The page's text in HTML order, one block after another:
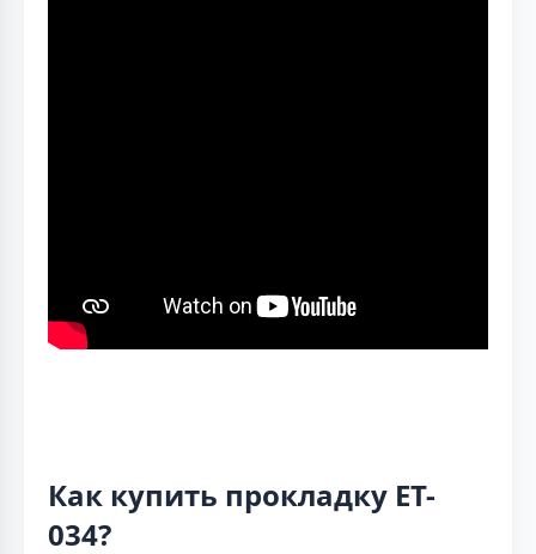
Как купить прокладку ET-
034?